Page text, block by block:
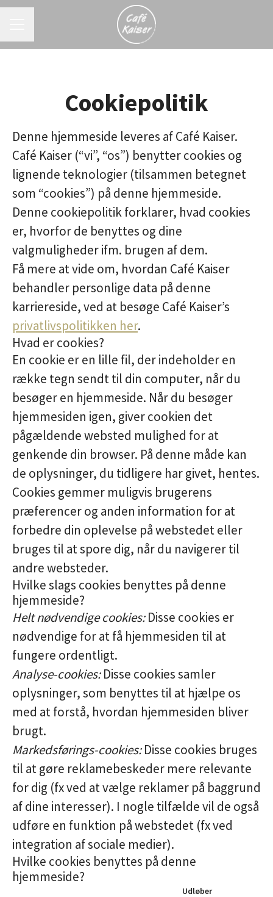
Cookiepolitik
Denne hjemmeside leveres af Café Kaiser.
Café Kaiser (“vi”, “os”) benytter cookies og
lignende teknologier (tilsammen betegnet
som “cookies”) på denne hjemmeside.
Denne cookiepolitik forklarer, hvad cookies
er, hvorfor de benyttes og dine
valgmuligheder ifm. brugen af dem.
Få mere at vide om, hvordan Café Kaiser
behandler personlige data på denne
karriereside, ved at besøge Café Kaiser’s
privatlivspolitikken her.
Hvad er cookies?
En cookie er en lille fil, der indeholder en
række tegn sendt til din computer, når du
besøger en hjemmeside. Når du besøger
hjemmesiden igen, giver cookien det
pågældende websted mulighed for at
genkende din browser. På denne måde kan
de oplysninger, du tidligere har givet, hentes.
Cookies gemmer muligvis brugerens
præferencer og anden information for at
forbedre din oplevelse på webstedet eller
bruges til at spore dig, når du navigerer til
andre websteder.
Hvilke slags cookies benyttes på denne
hjemmeside?
Helt nødvendige cookies:Disse cookies er
nødvendige for at få hjemmesiden til at
fungere ordentligt.
Analyse-cookies:Disse cookies samler
oplysninger, som benyttes til at hjælpe os
med at forstå, hvordan hjemmesiden bliver
brugt.
Markedsførings-cookies:Disse cookies bruges
til at gøre reklamebeskeder mere relevante
for dig (fx ved at vælge reklamer på baggrund
af dine interesser). I nogle tilfælde vil de også
udføre en funktion på webstedet (fx ved
integration af sociale medier).
Hvilke cookies benyttes på denne
hjemmeside?
Udløber